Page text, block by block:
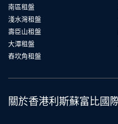
南區租盤
淺水灣租盤
壽臣山租盤
大潭租盤
舂坎角租盤
關於香港利斯蘇富比國